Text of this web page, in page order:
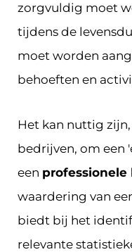
zorgvuldig moet
tijdens de
moet worden
behoeften en
Het kan nuttig
bedrijven, om een
een professionele
waardering van
biedt bij het
relevante